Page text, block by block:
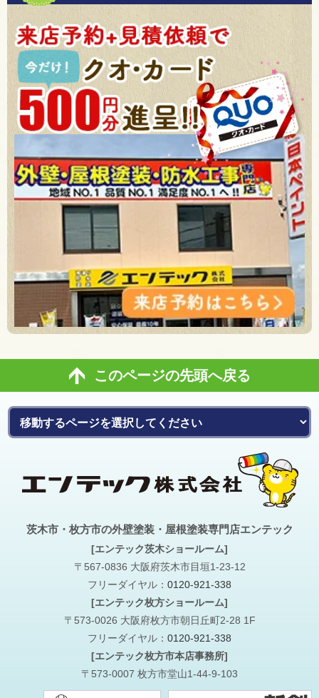
このページの先頭へ戻る
茨木市・枚方市の外壁塗装・屋根塗装専門店エンテック
[エンテック茨木ショールーム]
〒567-0836 大阪府茨木市目垣1-23-12
フリーダイヤル： 0120-921-338
[エンテック枚方ショールーム]
〒573-0026 大阪府枚方市朝日丘町2-28 1F
フリーダイヤル： 0120-921-338
[エンテック枚方市本店事務所]
〒573-0007 枚方市堂山1-44-9-103